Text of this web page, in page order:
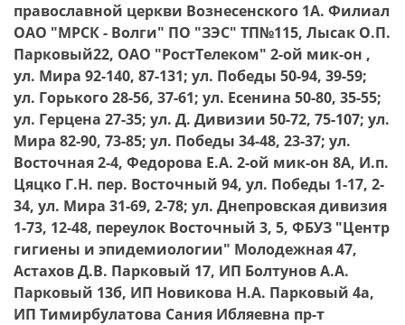
православной церкви Вознесенского 1А. Филиал
ОАО "МРСК - Волги" ПО "ЗЭС" ТП№115, Лысак О.П.
Парковый22, ОАО "РостТелеком" 2-ой мик-он ,
ул. Мира 92-140, 87-131; ул. Победы 50-94, 39-59;
ул. Горького 28-56, 37-61; ул. Есенина 50-80, 35-55;
ул. Герцена 27-35; ул. Д. Дивизии 50-72, 75-107; ул.
Мира 82-90, 73-85; ул. Победы 34-48, 23-37; ул.
Восточная 2-4, Федорова Е.А. 2-ой мик-он 8А, И.п.
Цяцко Г.Н. пер. Восточный 94, ул. Победы 1-17, 2-
34, ул. Мира 31-69, 2-78; ул. Днепровская дивизия
1-73, 12-48, переулок Восточный 3, 5, ФБУЗ "Центр
гигиены и эпидемиологии" Молодежная 47,
Астахов Д.В. Парковый 17, ИП Болтунов А.А.
Парковый 13б, ИП Новикова Н.А. Парковый 4а,
ИП Тимирбулатова Сания Ибляевна пр-т